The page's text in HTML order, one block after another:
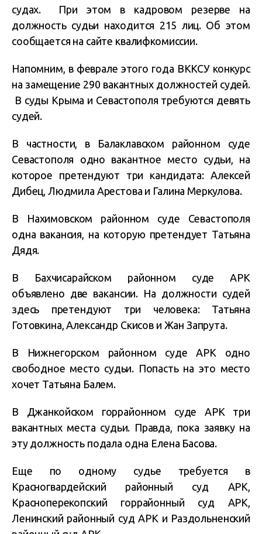
судах. При этом в кадровом резерве на
должность судьи находится 215 лиц. Об этом
сообщается на сайте квалифкомиссии.
Напомним, в феврале этого года ВККСУ конкурс
на замещение 290 вакантных должностей судей.
В суды Крыма и Севастополя требуются девять
судей.
В частности, в Балаклавском районном суде
Севастополя одно вакантное место судьи, на
которое претендуют три кандидата: Алексей
Дибец, Людмила Арестова и Галина Меркулова.
В Нахимовском районном суде Севастополя
одна вакансия, на которую претендует Татьяна
Дядя.
В Бахчисарайском районном суде АРК
объявлено две вакансии. На должности судей
здесь претендуют три человека: Татьяна
Готовкина, Александр Скисов и Жан Запрута.
В Нижнегорском районном суде АРК одно
свободное место судьи. Попасть на это место
хочет Татьяна Балем.
В Джанкойском горрайонном суде АРК три
вакантных места судьи. Правда, пока заявку на
эту должность подала одна Елена Басова.
Еще по одному судье требуется в
Красногвардейский районный суд АРК,
Красноперекопский горрайонный суд АРК,
Ленинский районный суд АРК и Раздольненский